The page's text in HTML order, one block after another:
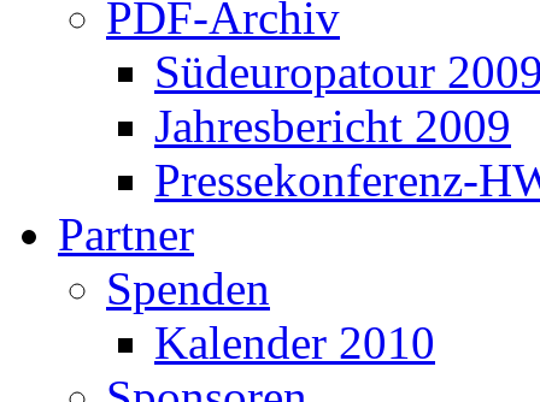
PDF-Archiv
Südeuropatour
Jahresbericht 2009
Pressekonferenz-
Partner
Spenden
Kalender 2010